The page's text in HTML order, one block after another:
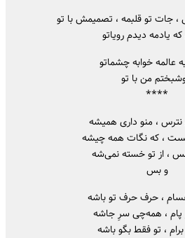
، جات تو قلبمه ، تصمیمش با تو
یادمه دیدم رویاتو
عالمه خوابه چشماتو
من با تو
****
، منو داری همیشه
، که نگات همه چیشه
، از تو خسته نمی‌شه
و بس
، حرف حرف تو باشه
پام ، همه‌چی سرِ جاشه
، تو فقط بگو باشه